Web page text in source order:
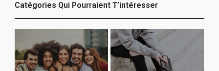
Catégories Qui Pourraient T’intéresser